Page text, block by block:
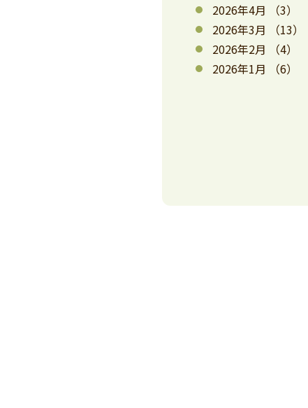
2026年4月
（3）
2026年3月
（13）
2026年2月
（4）
2026年1月
（6）